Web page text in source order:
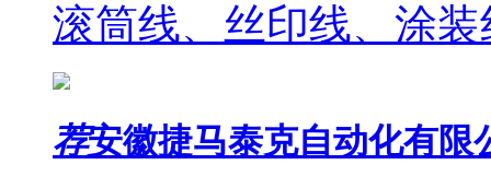
滚筒线、丝印线、涂
荐安徽捷马泰克自动化有限